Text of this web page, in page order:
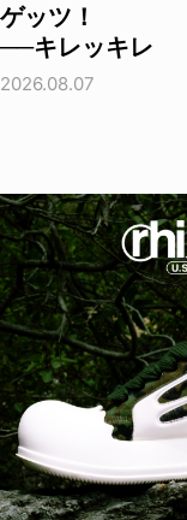
ゲッツ！
──キレッキレ
2026.08.07